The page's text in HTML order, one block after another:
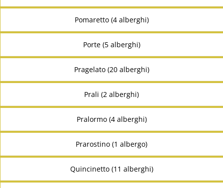
Pomaretto (4 alberghi)
Porte (5 alberghi)
Pragelato (20 alberghi)
Prali (2 alberghi)
Pralormo (4 alberghi)
Prarostino (1 albergo)
Quincinetto (11 alberghi)